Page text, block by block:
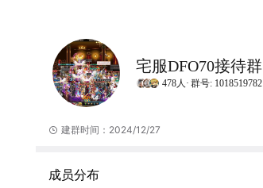
宅服DFO70接待群
478人· 群号: 1018519782
建群时间：2024/12/27
成员分布